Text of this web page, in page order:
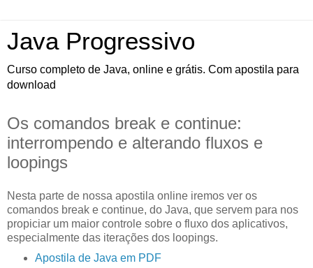
Java Progressivo
Curso completo de Java, online e grátis. Com apostila para
download
Os comandos break e continue:
interrompendo e alterando fluxos e
loopings
Nesta parte de nossa apostila online iremos ver os
comandos break e continue, do Java, que servem para nos
propiciar um maior controle sobre o fluxo dos aplicativos,
especialmente das iterações dos loopings.
Apostila de Java em PDF